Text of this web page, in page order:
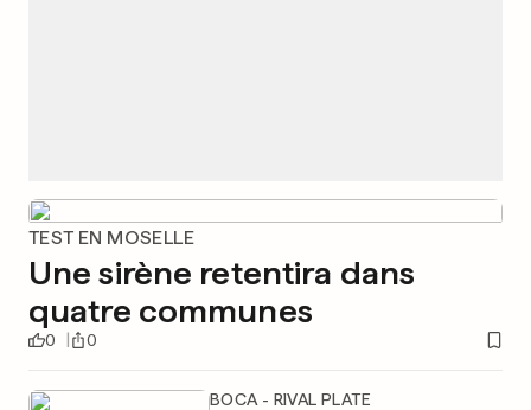
TEST EN MOSELLE
Une sirène retentira dans
quatre communes
0 0
BOCA - RIVAL PLATE